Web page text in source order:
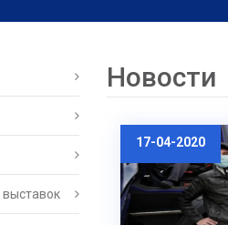
Новости
17-04-2020